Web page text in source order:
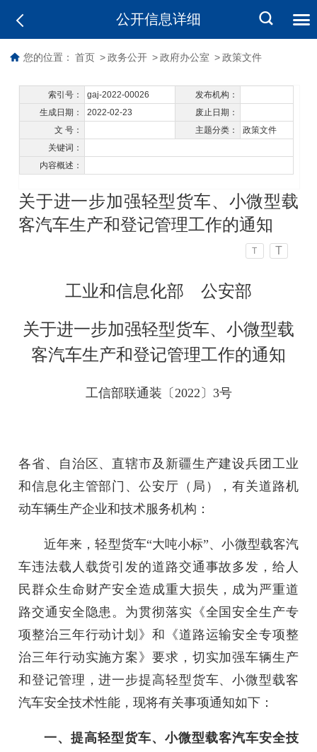
公开信息详细
您的位置： 首页 > 政务公开 > 政府办公室 > 政策文件
索引号： gaj-2022-00026
发布机构：
生成日期：
2022-02-23
废止日期：
文 号：
主题分类：
政策文件
关键词：
内容概述：
关于进一步加强轻型货车、小微型载
客汽车生产和登记管理工作的通知
T T
工业和信息化部 公安部
关于进一步加强轻型货车、小微型载
客汽车生产和登记管理工作的通知
工信部联通装〔2022〕3号
各省、自治区、直辖市及新疆生产建设兵团工业
和信息化主管部门、公安厅（局），有关道路机
动车辆生产企业和技术服务机构：
近年来，轻型货车“大吨小标”、小微型载客汽
车违法载人载货引发的道路交通事故多发，给人
民群众生命财产安全造成重大损失，成为严重道
路交通安全隐患。为贯彻落实《全国安全生产专
项整治三年行动计划》和《道路运输安全专项整
治三年行动实施方案》要求，切实加强车辆生产
和登记管理，进一步提高轻型货车、小微型载客
汽车安全技术性能，现将有关事项通知如下：
一、提高轻型货车、小微型载客汽车安全技